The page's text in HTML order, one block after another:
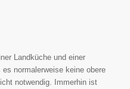
Landküche und einer
normalerweise keine obere
notwendig. Immerhin ist